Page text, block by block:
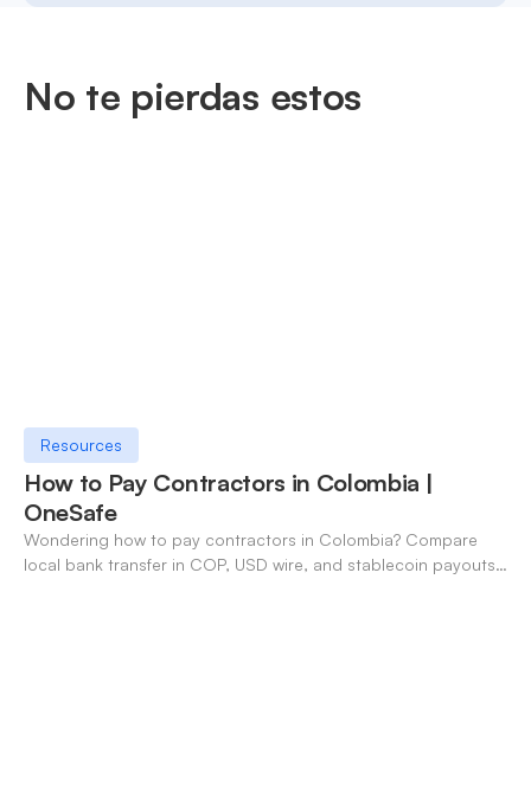
No te pierdas estos
Resources
How to Pay Contractors in Colombia |
OneSafe
Wondering how to pay contractors in Colombia? Compare
local bank transfer in COP, USD wire, and stablecoin payouts.